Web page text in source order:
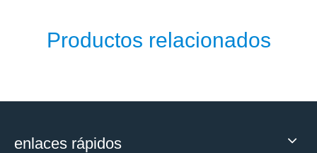
Productos relacionados
enlaces rápidos